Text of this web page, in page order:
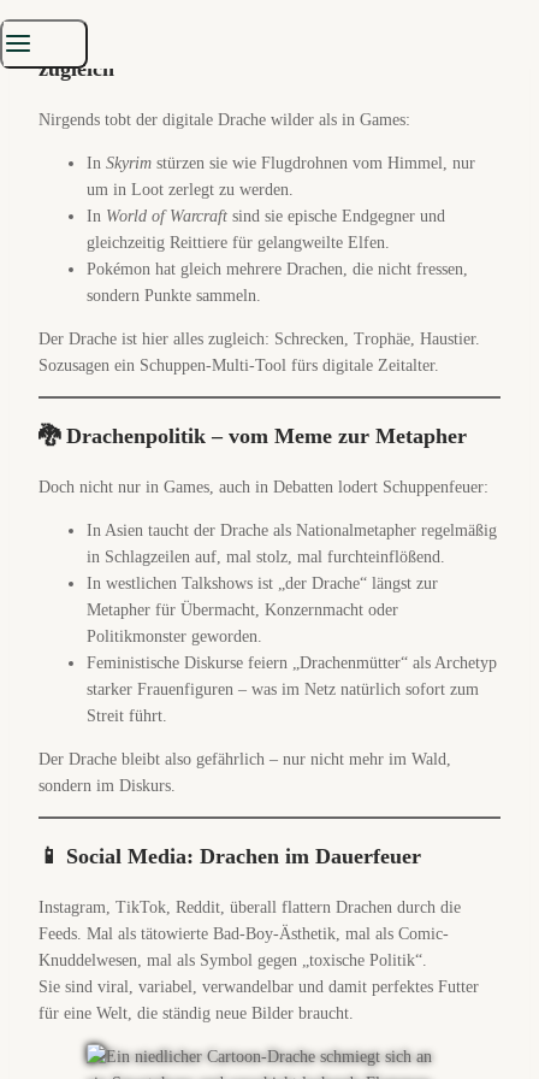
zugleich
Nirgends tobt der digitale Drache wilder als in Games:
In Skyrim stürzen sie wie Flugdrohnen vom Himmel, nur
um in Loot zerlegt zu werden.
In World of Warcraft sind sie epische Endgegner und
gleichzeitig Reittiere für gelangweilte Elfen.
Pokémon hat gleich mehrere Drachen, die nicht fressen,
sondern Punkte sammeln.
Der Drache ist hier alles zugleich: Schrecken, Trophäe, Haustier.
Sozusagen ein Schuppen-Multi-Tool fürs digitale Zeitalter.
🐉 Drachenpolitik – vom Meme zur Metapher
Doch nicht nur in Games, auch in Debatten lodert Schuppenfeuer:
In Asien taucht der Drache als Nationalmetapher regelmäßig
in Schlagzeilen auf, mal stolz, mal furchteinflößend.
In westlichen Talkshows ist „der Drache“ längst zur
Metapher für Übermacht, Konzernmacht oder
Politikmonster geworden.
Feministische Diskurse feiern „Drachenmütter“ als Archetyp
starker Frauenfiguren – was im Netz natürlich sofort zum
Streit führt.
Der Drache bleibt also gefährlich – nur nicht mehr im Wald,
sondern im Diskurs.
📱 Social Media: Drachen im Dauerfeuer
Instagram, TikTok, Reddit, überall flattern Drachen durch die
Feeds. Mal als tätowierte Bad-Boy-Ästhetik, mal als Comic-
Knuddelwesen, mal als Symbol gegen „toxische Politik“.
Sie sind viral, variabel, verwandelbar und damit perfektes Futter
für eine Welt, die ständig neue Bilder braucht.